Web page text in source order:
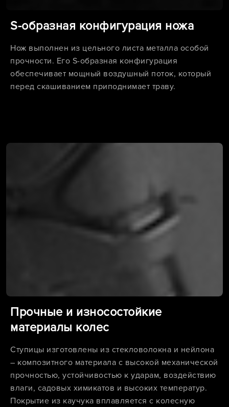
S-образная конфигурация ножа
Нож выполнен из цельного листа металла особой
прочности. Его S-образная конфигурация
обеспечивает мощный воздушный поток, который
перед скашиванием приподнимает траву.
Прочные и износостойкие
материалы колес
Ступицы изготовлены из стекловолокна и нейлона
– композитного материала с высокой механической
прочностью, устойчивостью к ударам, воздействию
влаги, садовых химикатов и высоких температур.
Покрытие из каучука вплавляется с колесную